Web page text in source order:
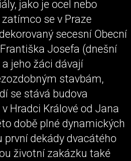
jako je ocel nebo
se v Praze
secesní Obecní
Josefa (dnešní
jeho žáci dávají
stavbám,
se stává budova
Hradci Králové od Jana
době plné dynamických
dekády dvacátého
životní zakázku také